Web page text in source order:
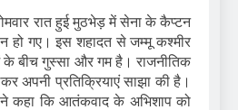
रात हुई मुठभेड़ में सेना के कैप्टन
हो गए। इस शहादत से जम्मू कश्मीर
बीच गुस्सा और गम है। राजनीतिक
अपनी प्रतिक्रियाएं साझा की है।
ने कहा कि आतंकवाद के अभिशाप को